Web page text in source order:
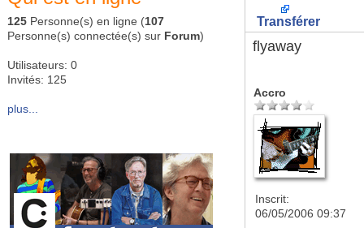
125 Personne(s) en ligne (107
Personne(s) connectée(s) sur Forum)
Utilisateurs: 0
Invités: 125
plus...
Transférer
flyaway
Accro
Inscrit:
06/05/2006 09:37